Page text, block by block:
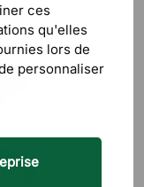
ces
qu'elles
lors de
personnaliser